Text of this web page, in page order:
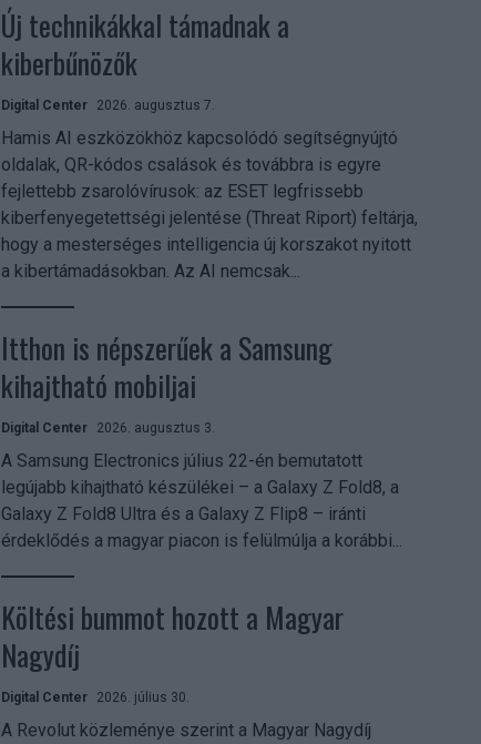
Új technikákkal támadnak a
kiberbűnözők
Digital Center 2026. augusztus 7.
Hamis AI eszközökhöz kapcsolódó segítségnyújtó
oldalak, QR-kódos csalások és továbbra is egyre
fejlettebb zsarolóvírusok: az ESET legfrissebb
kiberfenyegetettségi jelentése (Threat Riport) feltárja,
hogy a mesterséges intelligencia új korszakot nyitott
a kibertámadásokban. Az AI nemcsak...
Itthon is népszerűek a Samsung
kihajtható mobiljai
Digital Center 2026. augusztus 3.
A Samsung Electronics július 22-én bemutatott
legújabb kihajtható készülékei – a Galaxy Z Fold8, a
Galaxy Z Fold8 Ultra és a Galaxy Z Flip8 – iránti
érdeklődés a magyar piacon is felülmúlja a korábbi...
Költési bummot hozott a Magyar
Nagydíj
Digital Center 2026. július 30.
A Revolut közleménye szerint a Magyar Nagydíj